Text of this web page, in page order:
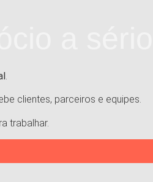
clientes, parceiros e equipes.
trabalhar.